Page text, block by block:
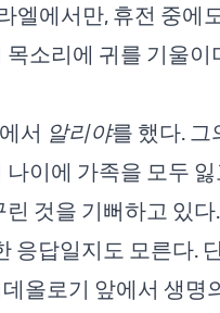
엘에서만, 휴전 중에
소리에 귀를 기울이
서 알리야를 했다. 그
이에 가족을 모두
것을 기뻐하고 있다
응답일지도 모른다.
올로기 앞에서 생명